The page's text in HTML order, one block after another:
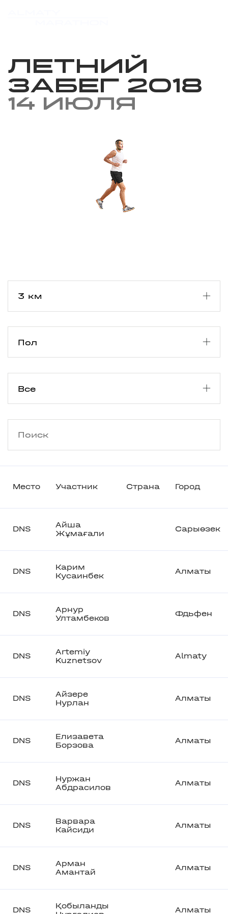
Летний
Забег 2018
14 июля
Место Участник Страна Город
DNS
Айша
Жұмағали
Сарыөзек
DNS
Карим
Кусаинбек
Алматы
DNS
Арнур
Ултамбеков
Фдьфен
DNS
Artemiy
Kuznetsov
Almaty
DNS
Айзере
Нурлан
Алматы
DNS
Елизавета
Борзова
Алматы
DNS
Нуржан
Абдрасилов
Алматы
DNS
Варвара
Кайсиди
Алматы
DNS
Арман
Амантай
Алматы
DNS
Қобыланды
Алматы